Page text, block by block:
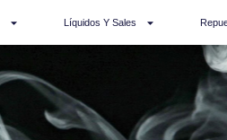
Líquidos Y Sales